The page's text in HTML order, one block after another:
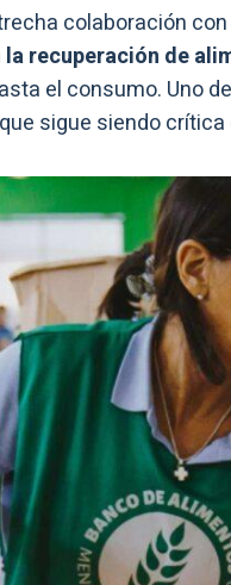
colaboración
recuperación de
el consumo. Uno
sigue siendo crítica